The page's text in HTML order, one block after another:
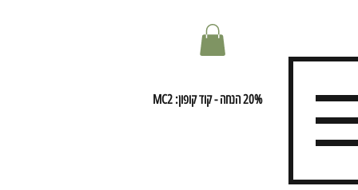
20% הנחה - קוד קופון: MC2